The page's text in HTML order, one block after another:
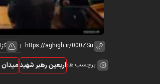
برچسب ها:اربعین رهبر شهید